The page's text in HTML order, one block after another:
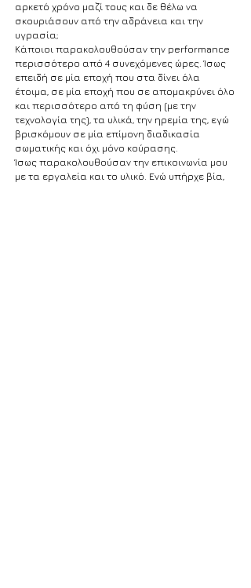
αρκετό χρόνο μαζί τους και δε θέλω να
σκουριάσουν από την αδράνεια και την
υγρασία;
Κάποιοι παρακολουθούσαν την performance
περισσότερο από 4 συνεχόμενες ώρες. Ίσως
επειδή σε μία εποχή που στα δίνει όλα
έτοιμα, σε μία εποχή που σε απομακρύνει όλο
και περισσότερο από τη φύση (με την
τεχνολογία της), τα υλικά, την ηρεμία της, εγώ
βρισκόμουν σε μία επίμονη διαδικασία
σωματικής και όχι μόνο κούρασης.
Ίσως παρακολουθούσαν την επικοινωνία μου
με τα εργαλεία και το υλικό. Ενώ υπήρχε βία,